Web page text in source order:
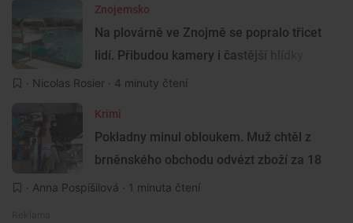
Znojemsko
Na plovárně ve Znojmě se popralo třicet
lidí. Přibudou kamery i častější hlídky
· Nicolas Rosier · 4 minuty čtení
Krimi
Pokladny minul obloukem. Muž chtěl z
brněnského obchodu odvézt zboží za 18
tisíc
· Anna Pospíšilová · 1 minuta čtení